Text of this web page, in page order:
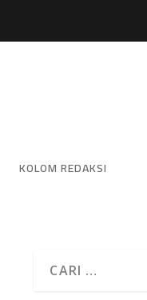
KOLOM REDAKSI